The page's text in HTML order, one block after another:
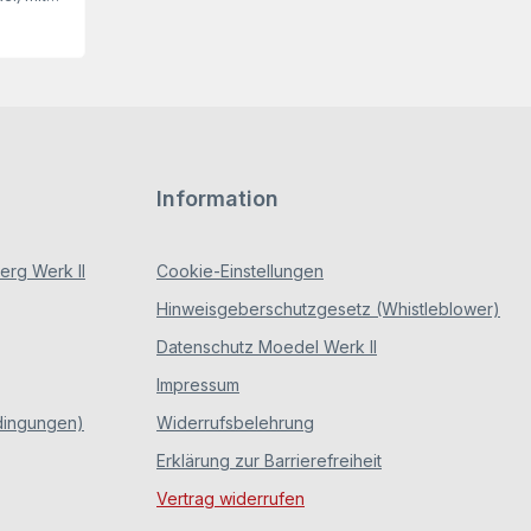
Werk II
Information
Cookie-Einstellungen
Hinweisgeberschutzgesetz (Whistleblower)
Datenschutz Moedel Werk II
Impressum
Widerrufsbelehrung
Erklärung zur Barrierefreiheit
Vertrag widerrufen